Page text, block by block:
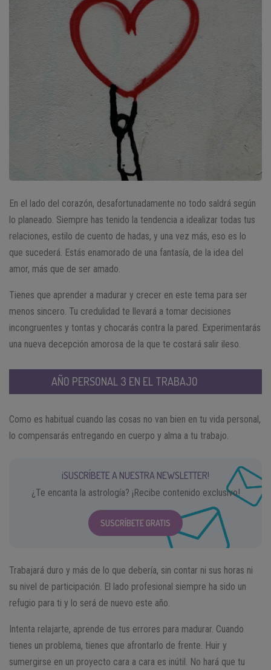
En el lado del corazón, desafortunadamente no todo saldrá según
lo planeado. Siempre has tenido la tendencia a idealizar todas tus
relaciones, estilo de cuento de hadas, y una vez más, eso es lo
que sucederá. Estás enamorado de una fantasía, de la idea del
amor, más que de ser amado.
Tienes que aprender a madurar y crecer en este tema para ser
menos sincero. Tu credulidad te llevará a tomar decisiones
incongruentes y tontas y chocarás contra la pared. Experimentarás
una nueva decepción amorosa de la que te costará salir ileso.
AÑO PERSONAL 3 EN EL TRABAJO
Como es habitual cuando las cosas no van bien en tu vida personal,
lo compensarás entregando en cuerpo y alma a tu trabajo.
¡SUSCRÍBETE A NUESTRA NEWSLETTER!
¿Te encanta la astrología? ¡Recibe contenido exclusivo!
SUSCRÍBETE GRATIS
Trabajará duro y más de lo que debería, sin contar ni sus horas ni
su nivel de participación. El lado profesional siempre ha sido un
refugio para ti y lo será de nuevo este año.
Intenta relajarte, aprende de tus errores para madurar. Cuando
tienes un problema, tienes que afrontarlo de frente. Huir y
sumergirse en un proyecto cara a cara es inútil. No hará que tu